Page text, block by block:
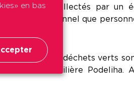
sont collectés par un
professionnel que
par an. Ces déchets verts
d’Immobilière Podeliha.
en bas